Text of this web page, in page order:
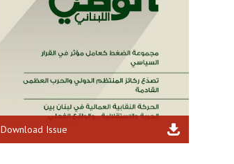
Download Issue